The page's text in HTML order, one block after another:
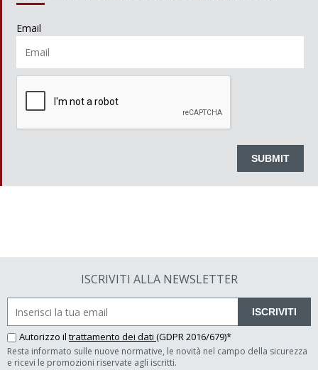
Email
ISCRIVITI ALLA NEWSLETTER
ISCRIVITI
Autorizzo il trattamento dei dati (GDPR 2016/679)*
Resta informato sulle nuove normative, le novità nel campo della sicurezza
e ricevi le promozioni riservate agli iscritti.